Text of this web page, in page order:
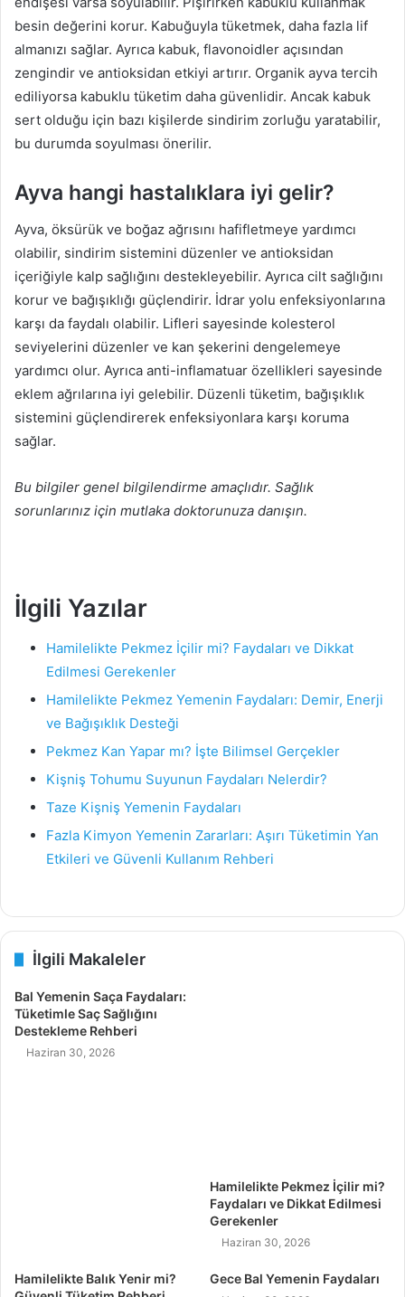
besin değerini korur. Kabuğuyla tüketmek, daha fazla lif
almanızı sağlar. Ayrıca kabuk, flavonoidler açısından
zengindir ve antioksidan etkiyi artırır. Organik ayva tercih
ediliyorsa kabuklu tüketim daha güvenlidir. Ancak kabuk
sert olduğu için bazı kişilerde sindirim zorluğu yaratabilir,
bu durumda soyulması önerilir.
Ayva hangi hastalıklara iyi gelir?
Ayva, öksürük ve boğaz ağrısını hafifletmeye yardımcı
olabilir, sindirim sistemini düzenler ve antioksidan
içeriğiyle kalp sağlığını destekleyebilir. Ayrıca cilt sağlığını
korur ve bağışıklığı güçlendirir. İdrar yolu enfeksiyonlarına
karşı da faydalı olabilir. Lifleri sayesinde kolesterol
seviyelerini düzenler ve kan şekerini dengelemeye
yardımcı olur. Ayrıca anti-inflamatuar özellikleri sayesinde
eklem ağrılarına iyi gelebilir. Düzenli tüketim, bağışıklık
sistemini güçlendirerek enfeksiyonlara karşı koruma
sağlar.
Bu bilgiler genel bilgilendirme amaçlıdır. Sağlık
sorunlarınız için mutlaka doktorunuza danışın.
İlgili Yazılar
Hamilelikte Pekmez İçilir mi? Faydaları ve Dikkat
Edilmesi Gerekenler
Hamilelikte Pekmez Yemenin Faydaları: Demir, Enerji
ve Bağışıklık Desteği
Pekmez Kan Yapar mı? İşte Bilimsel Gerçekler
Kişniş Tohumu Suyunun Faydaları Nelerdir?
Taze Kişniş Yemenin Faydaları
Fazla Kimyon Yemenin Zararları: Aşırı Tüketimin Yan
Etkileri ve Güvenli Kullanım Rehberi
İlgili Makaleler
Bal Yemenin Saça Faydaları:
Tüketimle Saç Sağlığını
Destekleme Rehberi
Haziran 30, 2026
Hamilelikte Pekmez İçilir mi?
Faydaları ve Dikkat Edilmesi
Gerekenler
Haziran 30, 2026
Hamilelikte Balık Yenir mi?
Gece Bal Yemenin Faydaları